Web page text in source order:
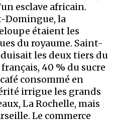
esclave africain.
Domingue, la
étaient les
du royaume. Saint-
les deux tiers du
40 % du sucre
consommé en
irrigue les grands
La Rochelle, mais
Le commerce